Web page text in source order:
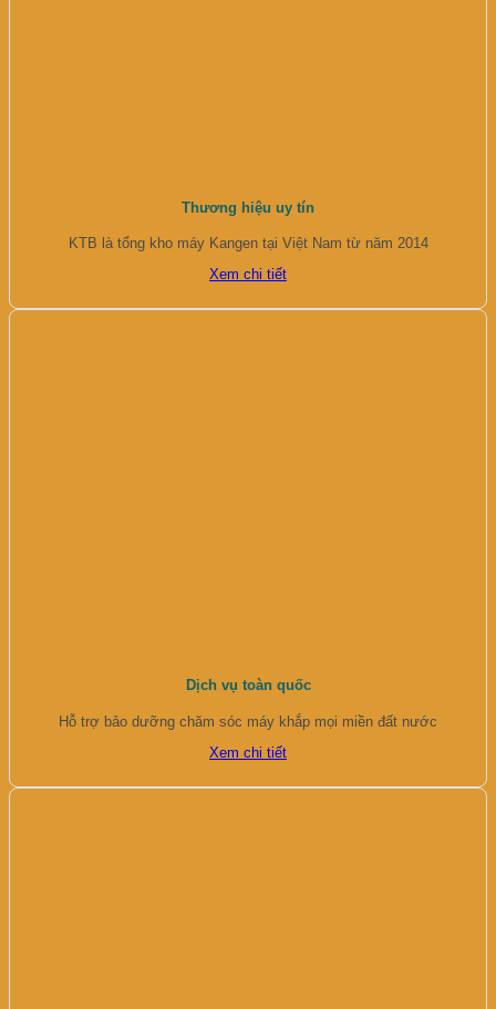
Thương hiệu uy tín
KTB là tổng kho máy Kangen tại Việt Nam từ năm 2014
Xem chi tiết
Dịch vụ toàn quốc
Hỗ trợ bảo dưỡng chăm sóc máy khắp mọi miền đất nước
Xem chi tiết